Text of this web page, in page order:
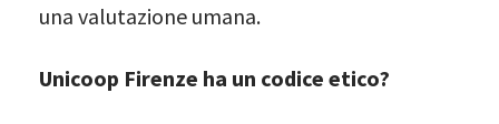
una valutazione umana.
Unicoop Firenze ha un codice etico?